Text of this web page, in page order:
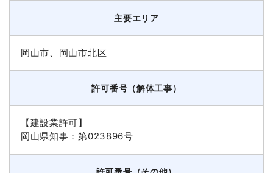
主要エリア
岡山市、岡山市北区
許可番号（解体工事）
【建設業許可】
岡山県知事：第023896号